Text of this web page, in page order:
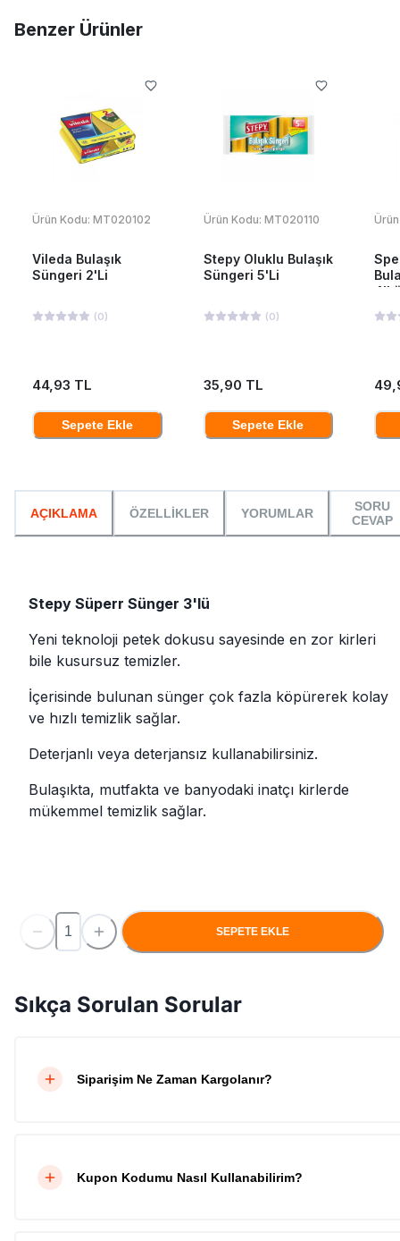
Benzer Ürünler
Ürün Kodu: MT020102
Vileda Bulaşık
Süngeri 2'Li
(0)
44,93 TL
Sepete Ekle
Ürün Kodu: MT020110
Stepy Oluklu Bulaşık
Süngeri 5'Li
(0)
35,90 TL
Sepete Ekle
AÇIKLAMA ÖZELLİKLER YORUMLAR
SORU
CEVAP
Stepy Süperr Sünger 3'lü
Yeni teknoloji petek dokusu sayesinde en zor kirleri
bile kusursuz temizler.
İçerisinde bulunan sünger çok fazla köpürerek kolay
ve hızlı temizlik sağlar.
Deterjanlı veya deterjansız kullanabilirsiniz.
Bulaşıkta, mutfakta ve banyodaki inatçı kirlerde
mükemmel temizlik sağlar.
SEPETE EKLE
Sıkça Sorulan Sorular
Siparişim Ne Zaman Kargolanır?
Kupon Kodumu Nasıl Kullanabilirim?